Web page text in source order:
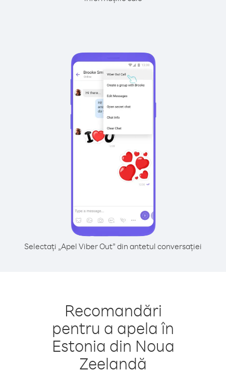
Selectați „Apel Viber Out” din antetul conversației
Recomandări
pentru a apela în
Estonia din Noua
Zeelandă